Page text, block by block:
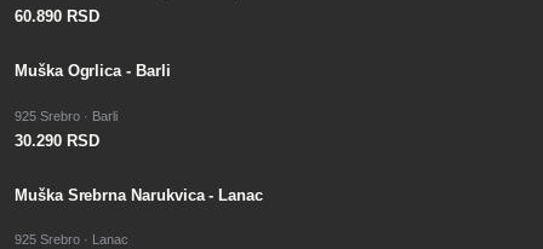
60.890 RSD
Muška Ogrlica - Barli
925 Srebro · Barli
30.290 RSD
Muška Srebrna Narukvica - Lanac
925 Srebro · Lanac